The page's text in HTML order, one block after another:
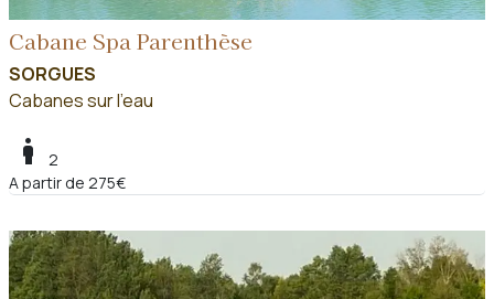
Cabane Spa Parenthèse
SORGUES
Cabanes sur l'eau
boy
2
A partir de 275€